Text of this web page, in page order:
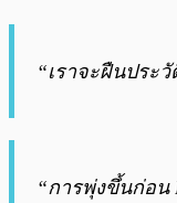
“เราจะฝืนประ
“การพุ่งขึ้นก่อน